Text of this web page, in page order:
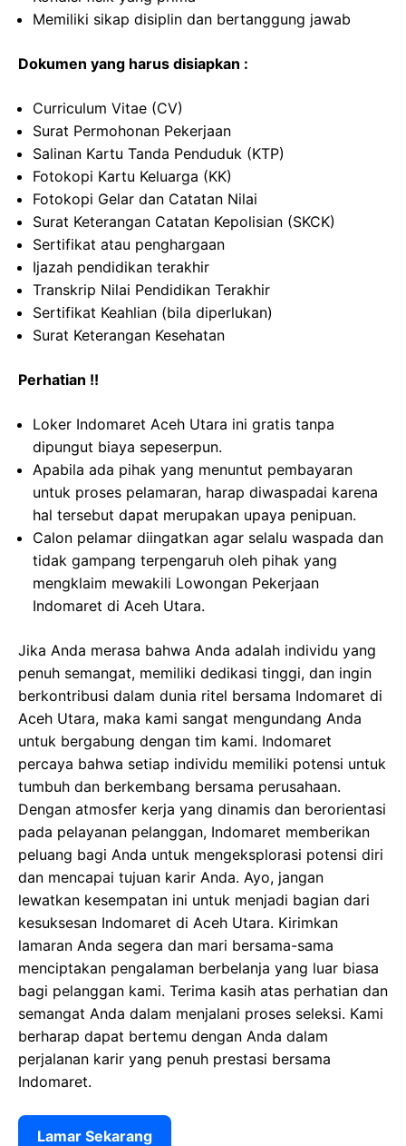
Memiliki sikap disiplin dan bertanggung jawab
Dokumen yang harus disiapkan :
Curriculum Vitae (CV)
Surat Permohonan Pekerjaan
Salinan Kartu Tanda Penduduk (KTP)
Fotokopi Kartu Keluarga (KK)
Fotokopi Gelar dan Catatan Nilai
Surat Keterangan Catatan Kepolisian (SKCK)
Sertifikat atau penghargaan
Ijazah pendidikan terakhir
Transkrip Nilai Pendidikan Terakhir
Sertifikat Keahlian (bila diperlukan)
Surat Keterangan Kesehatan
Perhatian !!
Loker Indomaret Aceh Utara ini gratis tanpa
dipungut biaya sepeserpun.
Apabila ada pihak yang menuntut pembayaran
untuk proses pelamaran, harap diwaspadai karena
hal tersebut dapat merupakan upaya penipuan.
Calon pelamar diingatkan agar selalu waspada dan
tidak gampang terpengaruh oleh pihak yang
mengklaim mewakili Lowongan Pekerjaan
Indomaret di Aceh Utara.
Jika Anda merasa bahwa Anda adalah individu yang
penuh semangat, memiliki dedikasi tinggi, dan ingin
berkontribusi dalam dunia ritel bersama Indomaret di
Aceh Utara, maka kami sangat mengundang Anda
untuk bergabung dengan tim kami. Indomaret
percaya bahwa setiap individu memiliki potensi untuk
tumbuh dan berkembang bersama perusahaan.
Dengan atmosfer kerja yang dinamis dan berorientasi
pada pelayanan pelanggan, Indomaret memberikan
peluang bagi Anda untuk mengeksplorasi potensi diri
dan mencapai tujuan karir Anda. Ayo, jangan
lewatkan kesempatan ini untuk menjadi bagian dari
kesuksesan Indomaret di Aceh Utara. Kirimkan
lamaran Anda segera dan mari bersama-sama
menciptakan pengalaman berbelanja yang luar biasa
bagi pelanggan kami. Terima kasih atas perhatian dan
semangat Anda dalam menjalani proses seleksi. Kami
berharap dapat bertemu dengan Anda dalam
perjalanan karir yang penuh prestasi bersama
Indomaret.
Lamar Sekarang